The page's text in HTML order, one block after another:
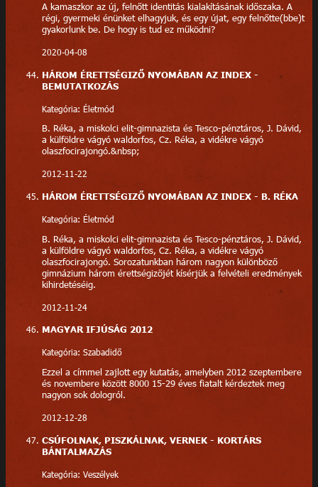
A kamaszkor az új, felnőtt identitás kialakításának időszaka. A
régi, gyermeki énünket elhagyjuk, és egy újat, egy felnőtte(bbe)t
gyakorlunk be. De hogy is tud ez működni?
2020-04-08
HÁROM ÉRETTSÉGIZŐ NYOMÁBAN AZ INDEX -
BEMUTATKOZÁS
Kategória: Életmód
B. Réka, a miskolci elit-gimnazista és Tesco-pénztáros, J. Dávid,
a külföldre vágyó waldorfos, Cz. Réka, a vidékre vágyó
olaszfocirajongó.&nbsp;
2012-11-22
HÁROM ÉRETTSÉGIZŐ NYOMÁBAN AZ INDEX - B. RÉKA
Kategória: Életmód
B. Réka, a miskolci elit-gimnazista és Tesco-pénztáros, J. Dávid,
a külföldre vágyó waldorfos, Cz. Réka, a vidékre vágyó
olaszfocirajongó. Sorozatunkban három nagyon különböző
gimnázium három érettségizőjét kísérjük a felvételi eredmények
kihirdetéséig.
2012-11-24
MAGYAR IFJÚSÁG 2012
Kategória: Szabadidő
Ezzel a címmel zajlott egy kutatás, amelyben 2012 szeptembere
és novembere között 8000 15-29 éves fiatalt kérdeztek meg
nagyon sok dologról.
2012-12-28
CSÚFOLNAK, PISZKÁLNAK, VERNEK - KORTÁRS
BÁNTALMAZÁS
Kategória: Veszélyek